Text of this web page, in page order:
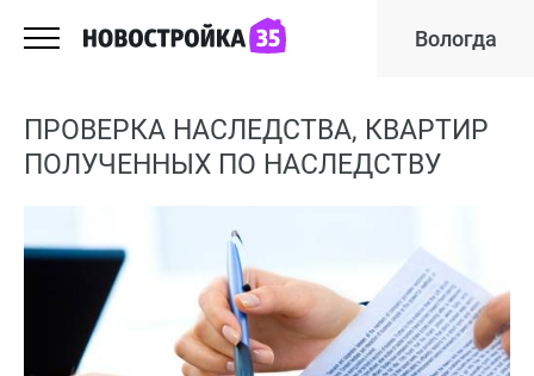
Вологда
ПРОВЕРКА НАСЛЕДСТВА, КВАРТИР
ПОЛУЧЕННЫХ ПО НАСЛЕДСТВУ